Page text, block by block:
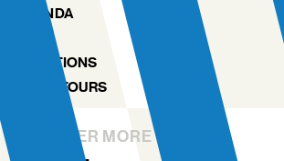
AGENDA
LOCATIONS
NDSM TOURS
DISCOVER MORE